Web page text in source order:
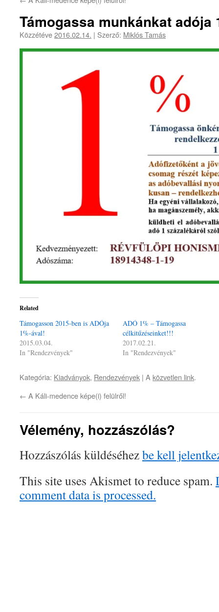
Támogassa munkánkat adója
Közzétéve2016.02.14. | Szerző: Miklós Tamás
Related
Támogasson 2015-ben is ADÓja
1%-ával!
2015.03.04.
In "Rendezvények"
ADÓ 1% – Támogassa
célkitűzéseinket!!!
2017.02.21.
In "Rendezvények"
Kategória: Kiadványok, Rendezvények | A közvetlen link.
← A Káli-medence képe(i) felülről!
Vélemény, hozzászólás?
Hozzászólás küldéséhezbe kell
This site uses Akismet to reduce spam.
comment data is processed.